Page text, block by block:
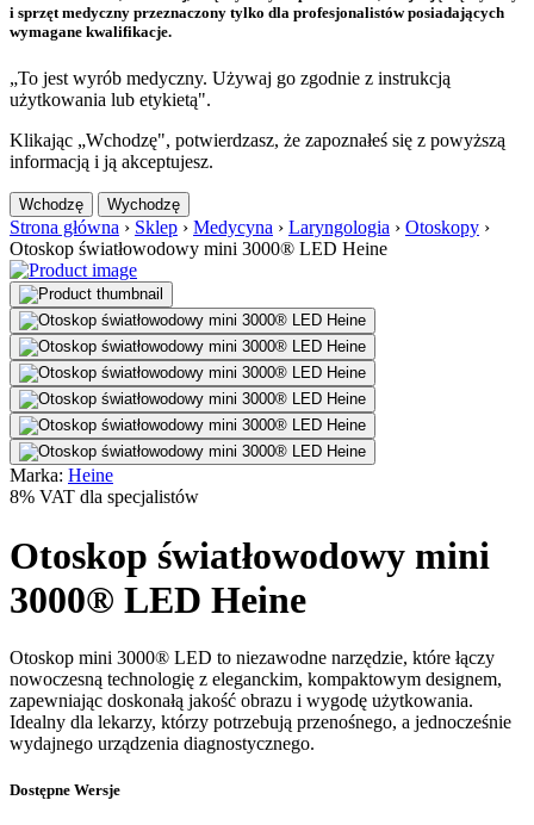
i sprzęt medyczny przeznaczony tylko dla profesjonalistów posiadających
wymagane kwalifikacje.
„To jest wyrób medyczny. Używaj go zgodnie z instrukcją
użytkowania lub etykietą".
Klikając „Wchodzę", potwierdzasz, że zapoznałeś się z powyższą
informacją i ją akceptujesz.
Wchodzę Wychodzę
Strona główna › Sklep › Medycyna › Laryngologia › Otoskopy ›
Otoskop światłowodowy mini 3000® LED Heine
Marka: Heine
8% VAT dla specjalistów
Otoskop światłowodowy mini
3000® LED Heine
Otoskop mini 3000® LED to niezawodne narzędzie, które łączy
nowoczesną technologię z eleganckim, kompaktowym designem,
zapewniając doskonałą jakość obrazu i wygodę użytkowania.
Idealny dla lekarzy, którzy potrzebują przenośnego, a jednocześnie
wydajnego urządzenia diagnostycznego.
Dostępne Wersje